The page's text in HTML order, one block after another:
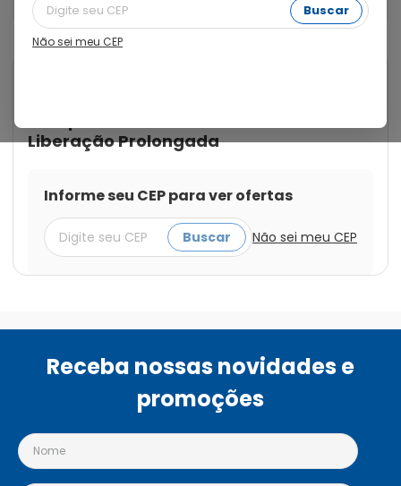
Buscar
Não sei meu CEP
Revestidos de Liberação Prolongada
Liberação Prolongada
Informe seu CEP para ver ofertas
Buscar Não sei meu CEP
Receba nossas novidades e
promoções